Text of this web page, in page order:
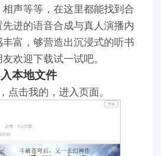
声等等，在这里都能找到合
进的语音合成与真人演播内
富，够营造出沉浸式的听书
欢迎下载试一试吧。
本地文件
点击我的，进入页面。